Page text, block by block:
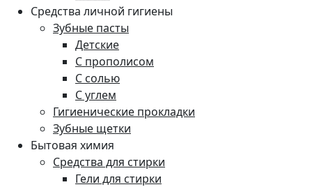
Средства личной гигиены
Зубные пасты
Детские
С прополисом
С солью
С углем
Гигиенические прокладки
Зубные щетки
Бытовая химия
Средства для стирки
Гели для стирки